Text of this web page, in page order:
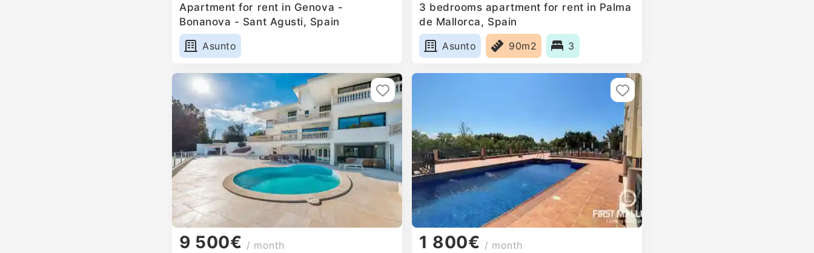
Apartment for rent in Genova -
Bonanova - Sant Agusti, Spain
Asunto
3 bedrooms apartment for rent in Palma
de Mallorca, Spain
Asunto
90m2 3
9 500€ / month
1 800€ / month